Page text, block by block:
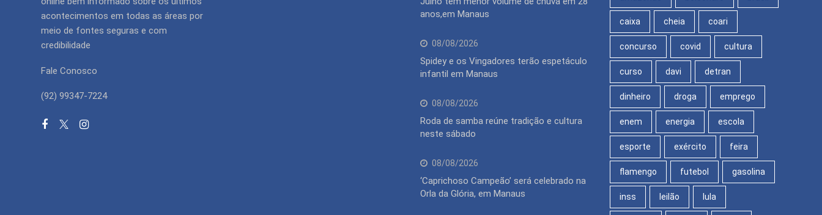
acontecimentos em todas as áreas por
meio de fontes seguras e com
credibilidade
Fale Conosco
(92) 99347-7224
anos,em Manaus
08/08/2026
Spidey e os Vingadores terão espetáculo
infantil em Manaus
08/08/2026
Roda de samba reúne tradição e cultura
neste sábado
08/08/2026
‘Caprichoso Campeão’ será celebrado na
Orla da Glória, em Manaus
caixa cheia coari
concurso covid cultura
curso davi detran
dinheiro droga emprego
enem energia escola
esporte exército feira
flamengo futebol gasolina
inss leilão lula